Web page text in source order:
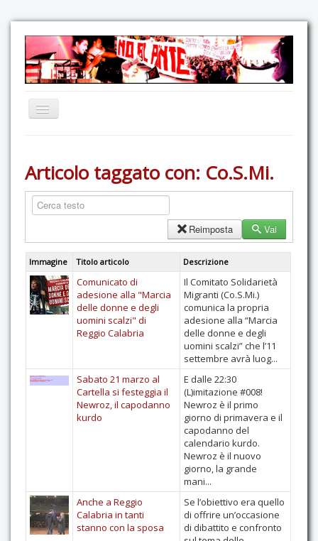
Comunicazione
Eventi
GAS Felce & Mirtillo
No Ponte!
Ricostruiamo il Cartella!
Mediateca
Autoproduzioni
Articolo taggato con: Co.S.Mi.
Vai
Reimposta
Immagine Titolo articolo Descrizione
Comunicato di
adesione alla "Marcia
delle donne e degli
uomini scalzi" di
Reggio Calabria
Il Comitato Solidarietà
Migranti (Co.S.Mi.)
comunica la propria
adesione alla “Marcia
delle donne e degli
uomini scalzi” che l’11
settembre avrà luog...
Sabato 21 marzo al
Cartella si festeggia il
Newroz, il capodanno
kurdo
E dalle 22:30
(L)imitazione #008!
Newroz è il primo
giorno di primavera e il
capodanno del
calendario kurdo.
Newroz è il nuovo
giorno, la grande
mani...
Anche a Reggio
Calabria in tanti
stanno con la sposa
Se l’obiettivo era quello
di offrire un’occasione
di dibattito e confronto